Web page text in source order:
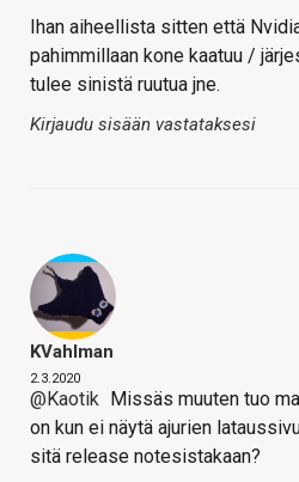
Ihan aiheellista sitten että
pahimmillaan kone kaatuu /
tulee sinistä ruutua jne.
Kirjaudu sisään vastataksesi
KVahlman
2.3.2020
@Kaotik Missäs muuten tuo
on kun ei näytä ajurien
sitä release notesistakaan?